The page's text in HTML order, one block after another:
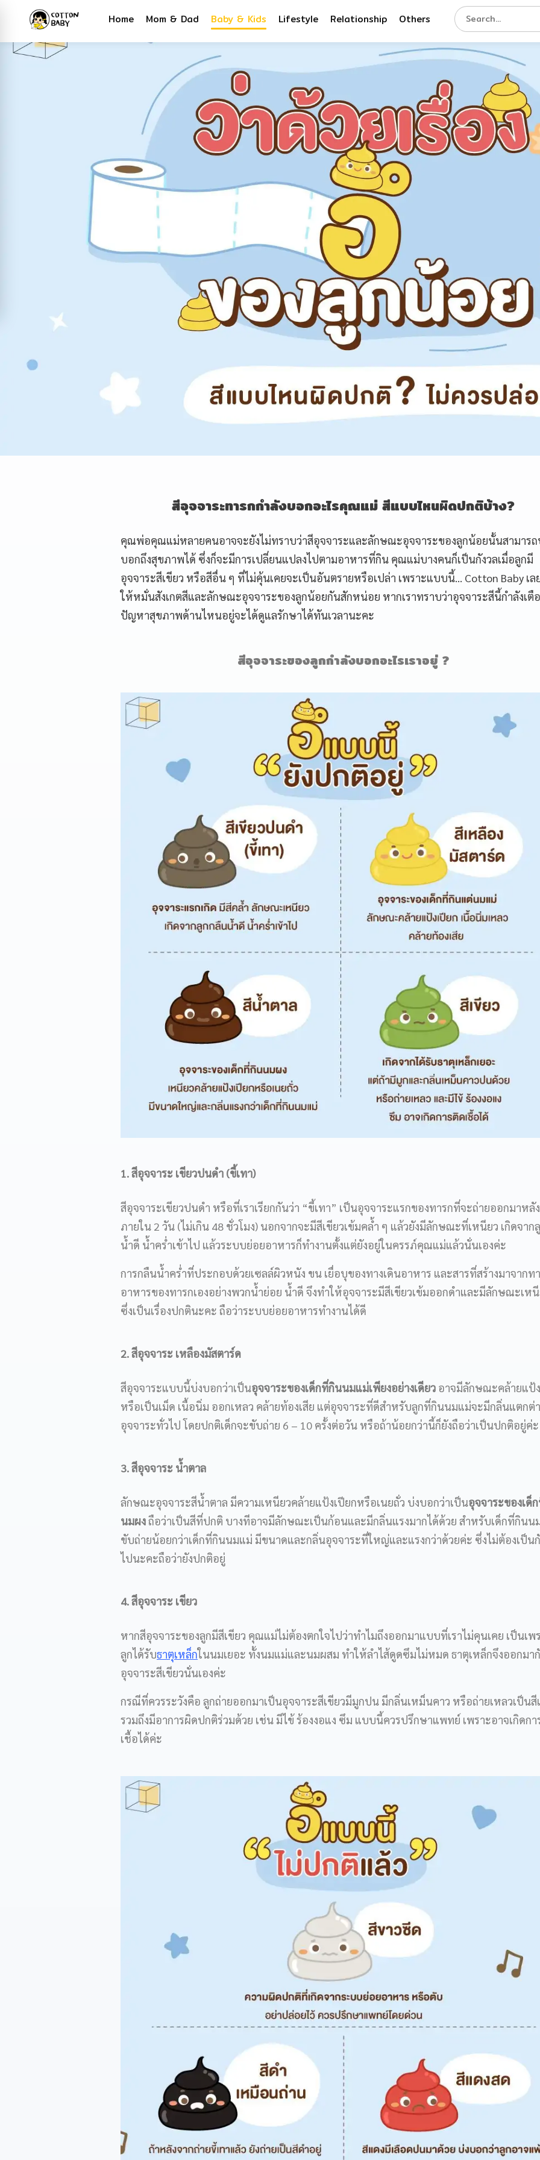
Home Mom & Dad Baby & Kids Lifestyle Relationship Others
สีอุจจาระทารกกำลังบอกอะไรคุณแม่ สีแบบไหนผิดปกติบ้าง?
คุณพ่อคุณแม่หลายคนอาจจะยังไม่ทราบว่าสีอุจจาระและลักษณะอุจจาระของลูกน้อยนั้นสามารถ
บอกถึงสุขภาพได้ ซึ่งก็จะมีการเปลี่ยนแปลงไปตามอาหารที่กิน คุณแม่บางคนก็เป็นกังวลเมื่อลูกมี
อุจจาระสีเขียว หรือสีอื่น ๆ ที่ไม่คุ้นเคยจะเป็นอันตรายหรือเปล่า เพราะแบบนี้… Cotton Baby เล
ให้หมั่นสังเกตสีและลักษณะอุจจาระของลูกน้อยกันสักหน่อย หากเราทราบว่าอุจจาระสีนี้กำลังเตื
ปัญหาสุขภาพด้านไหนอยู่จะได้ดูแลรักษาได้ทันเวลานะคะ
สีอุจจาระของลูกกำลังบอกอะไรเราอยู่ ?
1. สีอุจจาระ เขียวปนดำ (ขี้เทา)
สีอุจจาระเขียวปนดำ หรือที่เราเรียกกันว่า “ขี้เทา” เป็นอุจจาระแรกของทารกที่จะถ่ายออกมาหลั
ภายใน 2 วัน (ไม่เกิน 48 ชั่วโมง) นอกจากจะมีสีเขียวเข้มคล้ำ ๆ แล้วยังมีลักษณะที่เหนียว เกิดจาก
น้ำดี น้ำคร่ำเข้าไป แล้วระบบย่อยอาหารก็ทำงานตั้งแต่ยังอยู่ในครรภ์คุณแม่แล้วนั่นเองค่ะ
การกลืนน้ำคร่ำที่ประกอบด้วยเซลล์ผิวหนัง ขน เยื่อบุของทางเดินอาหาร และสารที่สร้างมาจากท
อาหารของทารกเองอย่างพวกน้ำย่อย น้ำดี จึงทำให้อุจจาระมีสีเขียวเข้มออกดำและมีลักษณะเห
ซึ่งเป็นเรื่องปกตินะคะ ถือว่าระบบย่อยอาหารทำงานได้ดี
2. สีอุจจาระ เหลืองมัสตาร์ด
สีอุจจาระแบบนี้บ่งบอกว่าเป็นอุจจาระของเด็กที่กินนมแม่เพียงอย่างเดียวอาจมีลักษณะคล้ายแป้
หรือเป็นเม็ด เนื้อนิ่ม ออกเหลว คล้ายท้องเสีย แต่อุจจาระที่ดีสำหรับลูกที่กินนมแม่จะมีกลิ่นแตกต่
อุจจาระทั่วไป โดยปกติเด็กจะขับถ่าย 6 – 10 ครั้งต่อวัน หรือถ้าน้อยกว่านี้ก็ยังถือว่าเป็นปกติอยู่ค่ะ
3. สีอุจจาระ น้ำตาล
ลักษณะอุจจาระสีน้ำตาล มีความเหนียวคล้ายแป้งเปียกหรือเนยถั่ว บ่งบอกว่าเป็นอุจจาระของเด็
นมผงถือว่าเป็นสีที่ปกติ บางทีอาจมีลักษณะเป็นก้อนและมีกลิ่นแรงมากได้ด้วย สำหรับเด็กที่กินน
ขับถ่ายน้อยกว่าเด็กที่กินนมแม่ มีขนาดและกลิ่นอุจจาระที่ใหญ่และแรงกว่าด้วยค่ะ ซึ่งไม่ต้องเป็น
ไปนะคะถือว่ายังปกติอยู่
4. สีอุจจาระ เขียว
หากสีอุจจาระของลูกมีสีเขียว คุณแม่ไม่ต้องตกใจไปว่าทำไมถึงออกมาแบบที่เราไม่คุนเคย เป็นเพ
ลูกได้รับธาตุเหล็กในนมเยอะ ทั้งนมแม่และนมผสม ทำให้ลำไส้ดูดซึมไม่หมด ธาตุเหล็กจึงออกมา
อุจจาระสีเขียวนั่นเองค่ะ
กรณีที่ควรระวังคือ ลูกถ่ายออกมาเป็นอุจจาระสีเขียวมีมูกปน มีกลิ่นเหม็นคาว หรือถ่ายเหลวเป็นสี
รวมถึงมีอาการผิดปกติร่วมด้วย เช่น มีไข้ ร้องงอแง ซึม แบบนี้ควรปรึกษาแพทย์ เพราะอาจเกิดกา
เชื้อได้ค่ะ